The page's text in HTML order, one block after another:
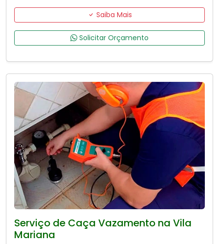
Saiba Mais
Solicitar Orçamento
Serviço de Caça Vazamento na Vila
Mariana